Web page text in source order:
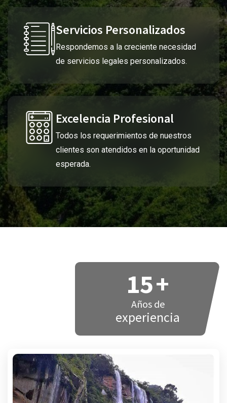
Servicios Personalizados
Respondemos a la creciente necesidad
de servicios legales personalizados.
Excelencia Profesional
Todos los requerimientos de nuestros
clientes son atendidos en la oportunidad
esperada.
15+
Años de
experiencia